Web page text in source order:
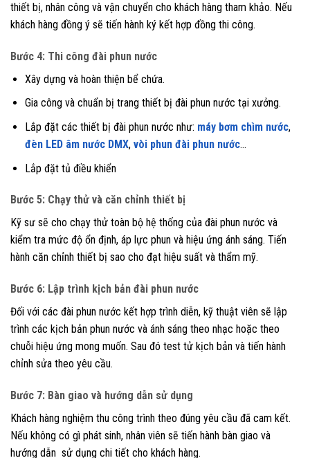
thiết bị, nhân công và vận chuyển cho khách hàng tham khảo. Nếu
khách hàng đồng ý sẽ tiến hành ký kết hợp đồng thi công.
Bước 4: Thi công đài phun nước
Xây dựng và hoàn thiện bể chứa.
Gia công và chuẩn bị trang thiết bị đài phun nước tại xưởng.
Lắp đặt các thiết bị đài phun nước như: máy bơm chìm nước,
đèn LED âm nước DMX, vòi phun đài phun nước…
Lắp đặt tủ điều khiển
Bước 5: Chạy thử và căn chỉnh thiết bị
Kỹ sư sẽ cho chạy thử toàn bộ hệ thống của đài phun nước và
kiểm tra mức độ ổn định, áp lực phun và hiệu ứng ánh sáng. Tiến
hành căn chỉnh thiết bị sao cho đạt hiệu suất và thẩm mỹ.
Bước 6: Lập trình kịch bản đài phun nước
Đối với các đài phun nước kết hợp trình diễn, kỹ thuật viên sẽ lập
trình các kịch bản phun nước và ánh sáng theo nhạc hoặc theo
chuỗi hiệu ứng mong muốn. Sau đó test tử kịch bản và tiến hành
chỉnh sửa theo yêu cầu.
Bước 7: Bàn giao và hướng dẫn sử dụng
Khách hàng nghiệm thu công trình theo đúng yêu cầu đã cam kết.
Nếu không có gì phát sinh, nhân viên sẽ tiến hành bàn giao và
hướng dẫn sử dụng chi tiết cho khách hàng.